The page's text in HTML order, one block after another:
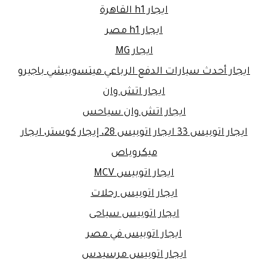
ايجار h1 القاهرة
ايجار h1 مصر
ايجار MG
ايجار أحدث سيارات الدفع الرباعي ميتسوبيشي باجيرو
ايجار اتش وان
ايجار اتش وان سياحس
ايجار اتوبيس 33 ايجار اتوبيس 28، إيجار كوستر، ايجار
ميكروباص
ايجار اتوبيس MCV
ايجار اتوبيس رحلات
ايجار اتوبيس سياحى
ايجار اتوبيس في مصر
ايجار اتوبيس مرسيدس